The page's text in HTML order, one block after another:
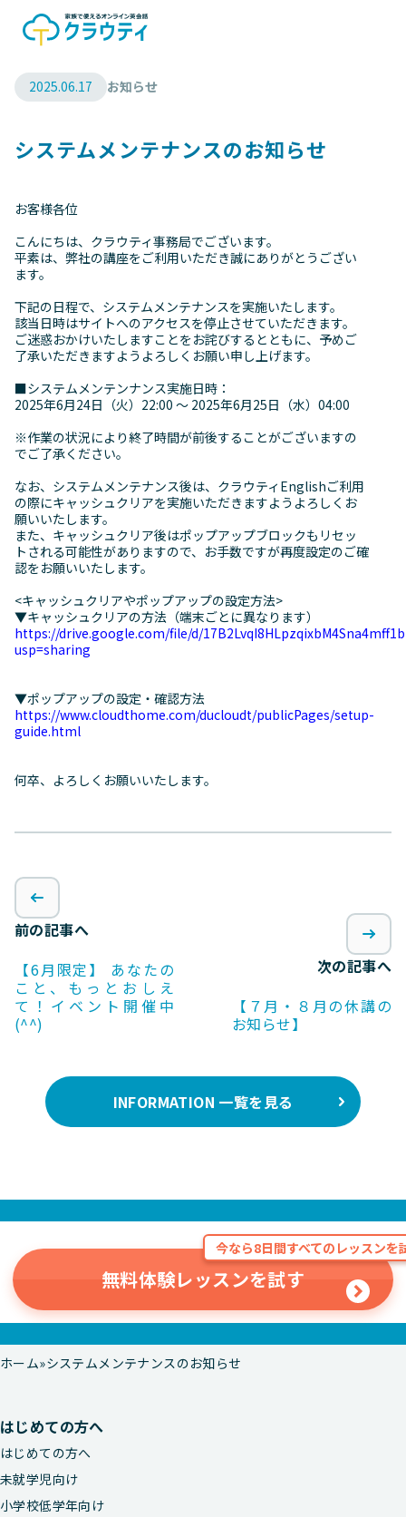
2025.06.17 お知らせ
システムメンテナンスのお知らせ
お客様各位
こんにちは、クラウティ事務局でございます。
平素は、弊社の講座をご利用いただき誠にありがとうござい
ます。
下記の日程で、システムメンテナンスを実施いたします。
該当日時はサイトへのアクセスを停止させていただきます。
ご迷惑おかけいたしますことをお詫びするとともに、予めご
了承いただきますようよろしくお願い申し上げます。
■システムメンテンナンス実施日時：
2025年6月24日（火）22:00 ～ 2025年6月25日（水）04:00
※作業の状況により終了時間が前後することがございますの
でご了承ください。
なお、システムメンテナンス後は、クラウティEnglishご利用
の際にキャッシュクリアを実施いただきますようよろしくお
願いいたします。
また、キャッシュクリア後はポップアップブロックもリセッ
トされる可能性がありますので、お手数ですが再度設定のご確
認をお願いいたします。
<キャッシュクリアやポップアップの設定方法>
▼キャッシュクリアの方法（端末ごとに異なります）
https://drive.google.com/file/d/
usp=sharing
▼ポップアップの設定・確認方法
https://www.cloudthome.com/ducloudt/publicPages/setup-
guide.html
何卒、よろしくお願いいたします。
前の記事へ
【6月限定】 あなたの
こと、もっとおしえ
て！イベント開催中
(^^)
次の記事へ
【７月・８月の休講の
お知らせ】
INFORMATION 一覧を見る
今なら8日間すべてのレッスンを
無料体験レッスンを試す
ホーム システムメンテナンスのお知らせ
はじめての方へ
はじめての方へ
未就学児向け
小学校低学年向け